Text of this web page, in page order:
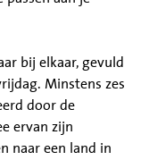
bij elkaar, gevuld
Minstens zes
door de
ervan zijn
naar een land in